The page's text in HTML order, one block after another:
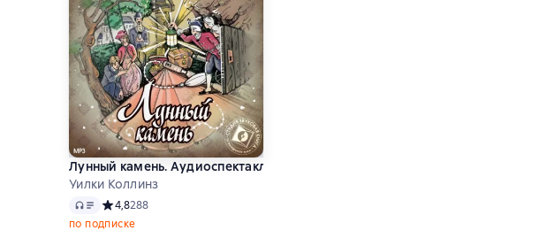
Лунный камень. Аудиоспектакль
Уилки Коллинз
Аудио Средний рейтинг 4,8 на основе 288 оценок
4,8288
по подписке